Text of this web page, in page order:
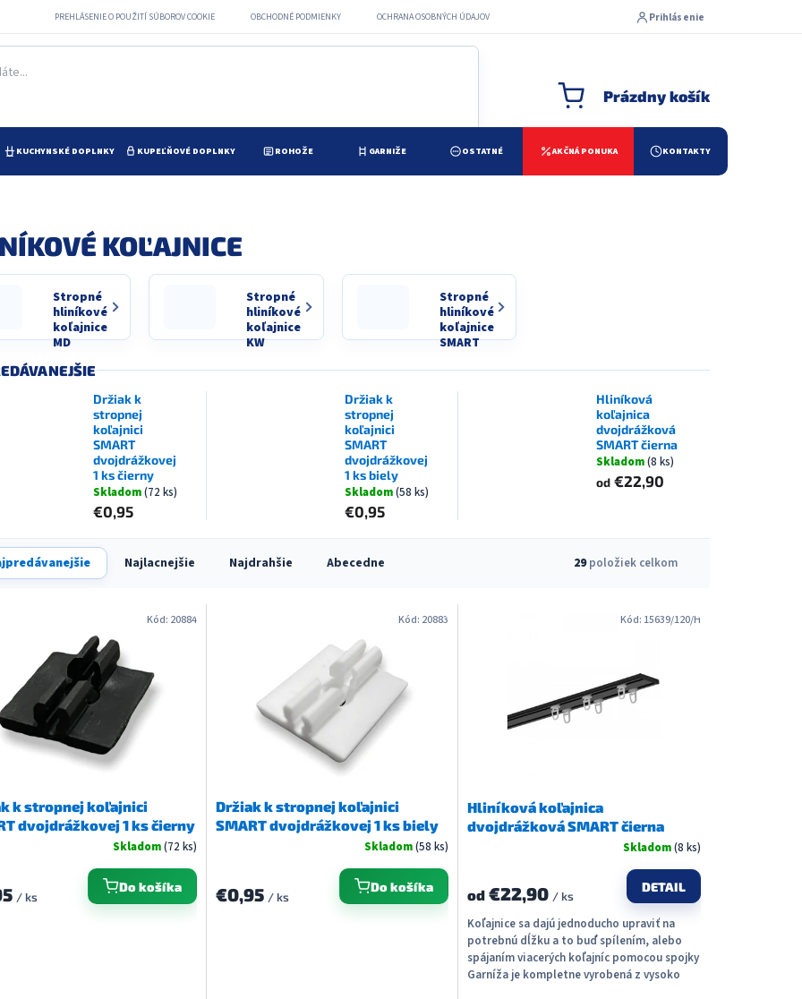
PREHLÁSENIE O POUŽITÍ SÚBOROV COOKIE OBCHODNÉ PODMIENKY OCHRANA OSOBNÝCH ÚDAJOV Prihlásenie
NÁKUPNÝ KOŠÍK
Prázdny košík
KUCHYNSKÉ DOPLNKY KUPEĽŇOVÉ DOPLNKY ROHOŽE GARNIŽE OSTATNÉ AKČNÁ PONUKA KONTAKTY
KOĽAJNICE
Stropné
hliníkové
koľajnice
MD
Stropné
hliníkové
koľajnice
KW
Stropné
hliníkové
koľajnice
SMART
Držiak k
stropnej
koľajnici
SMART
dvojdrážkovej
1 ks čierny
Skladom(72 ks)
€0,95
Držiak k
stropnej
koľajnici
SMART
dvojdrážkovej
1 ks biely
Skladom(58 ks)
€0,95
Hliníková
koľajnica
dvojdrážková
SMART čierna
Skladom(8 ks)
od €22,90
Najlacnejšie Najdrahšie Abecedne 29položiek celkom
k stropnej koľajnici
dvojdrážkovej 1 ks čierny
Skladom(72 ks)
/ ks
Do košíka
Kód: 20884
Držiak k stropnej koľajnici
SMART dvojdrážkovej 1 ks biely
Skladom(58 ks)
€0,95 / ks
Do košíka
Kód: 20883
Hliníková koľajnica
dvojdrážková SMART čierna
Skladom(8 ks)
od€22,90 / ks
DETAIL
Koľajnice sa dajú jednoducho upraviť na
potrebnú dĺžku a to buď spílením, alebo
spájaním viacerých koľajníc pomocou spojky
Garníža je kompletne vyrobená z vysoko
Kód: 15639/120/H